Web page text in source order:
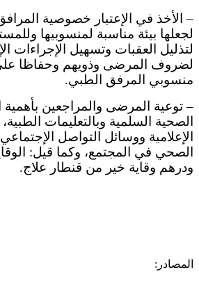
– الأخذ في الإعتبار خصوصية
لجعلها بيئة مناسبة لمنسوبيها
لتذليل العقبات وتسهيل الإجراءات
لضروف المرضى وذويهم وحفاظا
منسوبي المرفق الطبي.
– توعية المرضى والمراجعين بأهمية
الصحية السلمية وبالتعليمات
الإعلامية ووسائل التواصل
الصحي في المجتمع، وكما قيل:
ودرهم وقاية خير من قنطار علاج.
المصادر: